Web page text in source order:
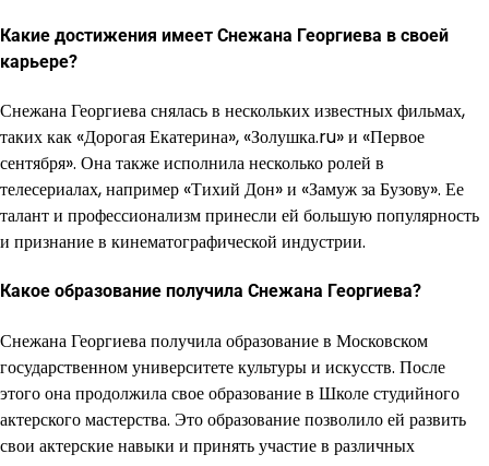
Какие достижения имеет Снежана Георгиева в своей
карьере?
Снежана Георгиева снялась в нескольких известных фильмах,
таких как «Дорогая Екатерина», «Золушка.ru» и «Первое
сентября». Она также исполнила несколько ролей в
телесериалах, например «Тихий Дон» и «Замуж за Бузову». Ее
талант и профессионализм принесли ей большую популярность
и признание в кинематографической индустрии.
Какое образование получила Снежана Георгиева?
Снежана Георгиева получила образование в Московском
государственном университете культуры и искусств. После
этого она продолжила свое образование в Школе студийного
актерского мастерства. Это образование позволило ей развить
свои актерские навыки и принять участие в различных